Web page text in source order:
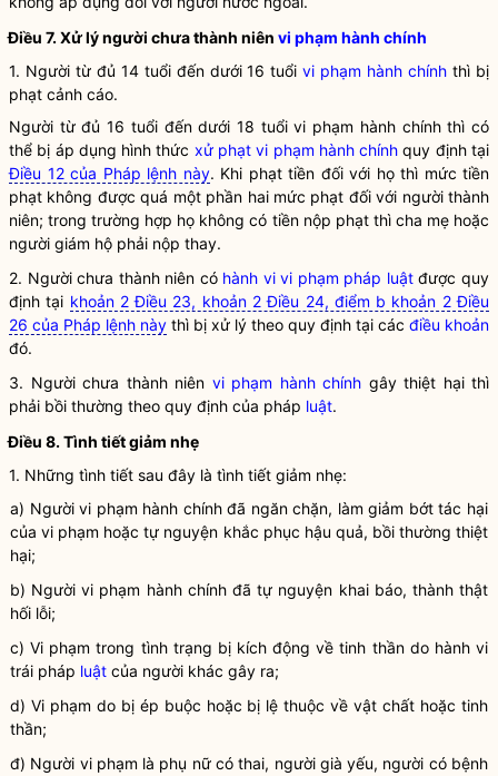
Điều 7.Xử lý người chưa thành niên vi phạm hành chính
1. Người từ đủ 14 tuổi đến dưới 16 tuổivi phạm hành chính thì bị
phạt cảnh cáo.
Người từ đủ 16 tuổi đến dưới 18 tuổi vi phạm hành chính thì có
thể bị áp dụng hình thức xử phạt vi phạm hành chính quy định tại
Điều 12 của Pháp lệnh này. Khi phạt tiền đối với họ thì mức tiền
phạt không được quá một phần hai mức phạt đối với người thành
niên; trong trường hợp họ không có tiền nộp phạt thì cha mẹ hoặc
người giám hộ phải nộp thay.
2. Người chưa thành niên có hành vi vi phạm pháp luậtđược quy
định tại khoản 2 Điều 23, khoản 2 Điều 24, điểm b khoản 2 Điều
26 của Pháp lệnh này thì bị xử lý theo quy định tại các điều khoản
đó.
3. Người chưa thành niên vi phạm hành chính gây thiệt hại thì
phải bồi thường theo quy định của pháp luật.
Điều 8. Tình tiết giảm nhẹ
1. Những tình tiết sau đây là tình tiết giảm nhẹ:
a) Người vi phạm hành chính đã ngăn chặn, làm giảm bớt tác hại
của vi phạm hoặc tự nguyện khắc phục hậu quả, bồi thường thiệt
hại;
b) Người vi phạm hành chính đã tự nguyện khai báo, thành thật
hối lỗi;
c) Vi phạm trong tình trạng bị kích động về tinh thần do hành vi
trái pháp luật của người khác gây ra;
d) Vi phạm do bị ép buộc hoặc bị lệ thuộc về vật chất hoặc tinh
thần;
đ) Người vi phạm là phụ nữ có thai, người già yếu, người có bệnh